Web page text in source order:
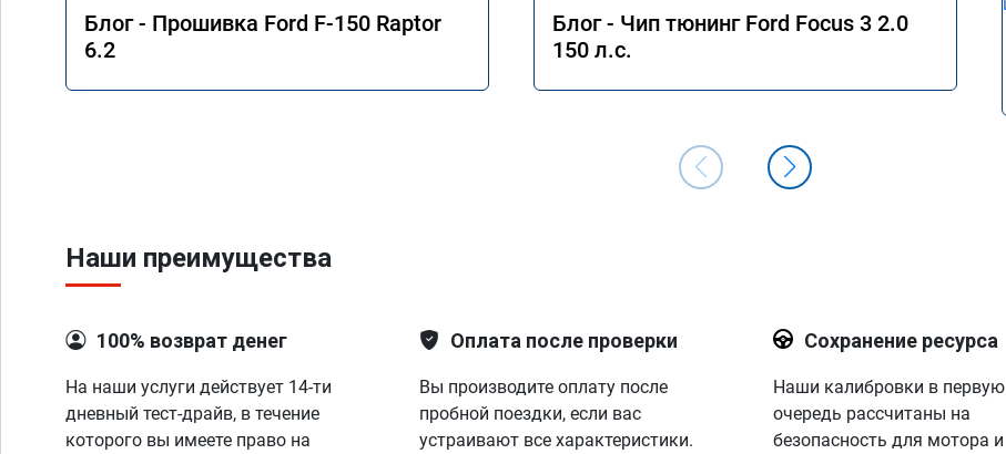
Блог - Прошивка Ford F-150 Raptor
6.2
Блог - Чип тюнинг Ford Focus 3 2.0
150 л.с.
Наши преимущества
100% возврат денег
На наши услуги действует 14-ти
дневный тест-драйв, в течение
которого вы имеете право на
Оплата после проверки
Вы производите оплату после
пробной поездки, если вас
устраивают все характеристики.
Сохранение ресурса
Наши калибровки в первую
очередь рассчитаны на
безопасность для мотора и